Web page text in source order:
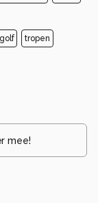
tropen
mee!